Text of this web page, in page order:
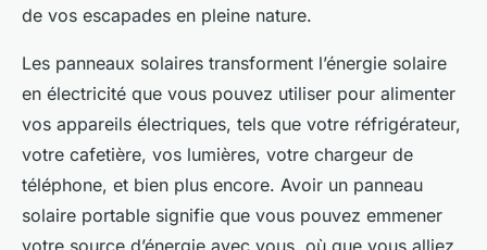
de vos escapades en pleine nature.
Les panneaux solaires transforment l’énergie solaire
en électricité que vous pouvez utiliser pour alimenter
vos appareils électriques, tels que votre réfrigérateur,
votre cafetière, vos lumières, votre chargeur de
téléphone, et bien plus encore. Avoir un panneau
solaire portable signifie que vous pouvez emmener